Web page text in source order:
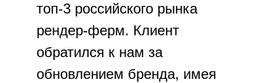
топ-3 российского рынка
рендер-ферм. Клиент
обратился к нам за
обновлением бренда, имея